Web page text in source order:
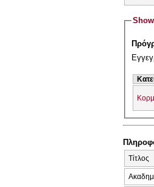
Show
Τίτλος